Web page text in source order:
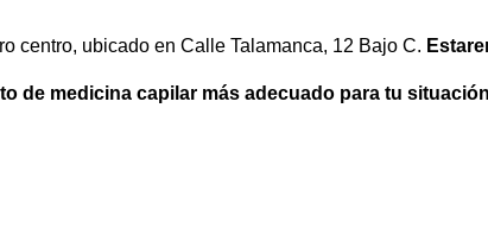
centro, ubicado en Calle Talamanca, 12 Bajo C.
de medicina capilar más adecuado para tu situación